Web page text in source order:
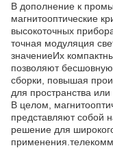
В дополнение к
магнитооптические
высокоточных
точная модуляция
значениеИх
позволяют
сборки, повышая
для пространства или
В целом,
представляют собой
решение для